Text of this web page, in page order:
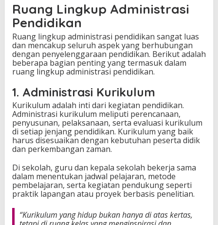
Ruang Lingkup Administrasi
Pendidikan
Ruang lingkup administrasi pendidikan sangat luas
dan mencakup seluruh aspek yang berhubungan
dengan penyelenggaraan pendidikan. Berikut adalah
beberapa bagian penting yang termasuk dalam
ruang lingkup administrasi pendidikan.
1. Administrasi Kurikulum
Kurikulum adalah inti dari kegiatan pendidikan.
Administrasi kurikulum meliputi perencanaan,
penyusunan, pelaksanaan, serta evaluasi kurikulum
di setiap jenjang pendidikan. Kurikulum yang baik
harus disesuaikan dengan kebutuhan peserta didik
dan perkembangan zaman.
Di sekolah, guru dan kepala sekolah bekerja sama
dalam menentukan jadwal pelajaran, metode
pembelajaran, serta kegiatan pendukung seperti
praktik lapangan atau proyek berbasis penelitian.
“Kurikulum yang hidup bukan hanya di atas kertas,